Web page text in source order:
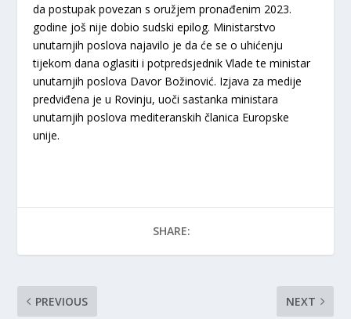
da postupak povezan s oružjem pronađenim 2023.
godine još nije dobio sudski epilog. Ministarstvo
unutarnjih poslova najavilo je da će se o uhićenju
tijekom dana oglasiti i potpredsjednik Vlade te ministar
unutarnjih poslova Davor Božinović. Izjava za medije
predviđena je u Rovinju, uoči sastanka ministara
unutarnjih poslova mediteranskih članica Europske
unije.
SHARE:
PREVIOUS NEXT